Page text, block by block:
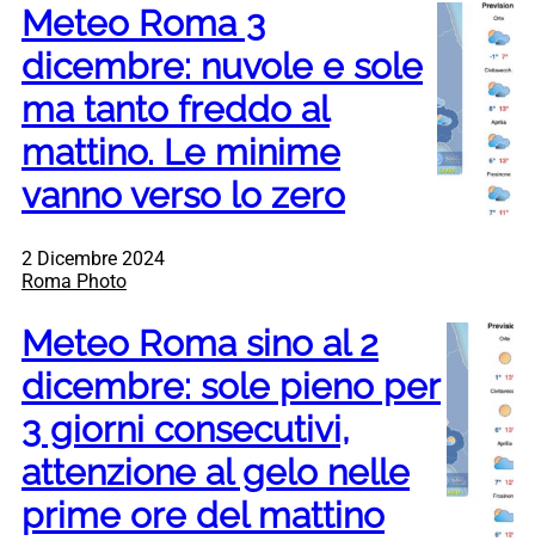
Meteo Roma 3
dicembre: nuvole e sole
ma tanto freddo al
mattino. Le minime
vanno verso lo zero
2 Dicembre 2024
Roma Photo
Meteo Roma sino al 2
dicembre: sole pieno per
3 giorni consecutivi,
attenzione al gelo nelle
prime ore del mattino